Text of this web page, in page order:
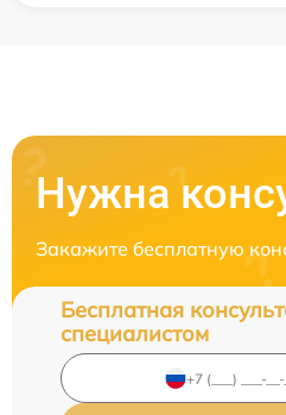
Нужна
Закажите бесплатную
Бесплатная
специалистом